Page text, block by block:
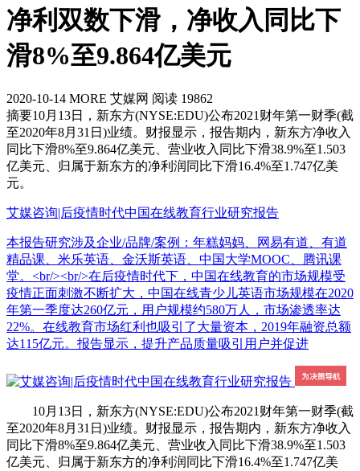
净利双数下滑，净收入同比下
滑8%至9.864亿美元
2020-10-14 MORE 艾媒网 阅读 19862
摘要10月13日，新东方(NYSE:EDU)公布2021财年第一财季(截
至2020年8月31日)业绩。财报显示，报告期内，新东方净收入
同比下滑8%至9.864亿美元、营业收入同比下滑38.9%至1.503
亿美元、归属于新东方的净利润同比下滑16.4%至1.747亿美
元。
艾媒咨询|后疫情时代中国在线教育行业研究报告
本报告研究涉及企业/品牌/案例：年糕妈妈、网易有道、有道
精品课、米乐英语、金沃斯英语、中国大学MOOC、腾讯课
堂。<br/><br/>在后疫情时代下，中国在线教育的市场规模受
疫情正面刺激不断扩大，中国在线青少儿英语市场规模在2020
年第一季度达260亿元，用户规模约580万人，市场渗透率达
22%。在线教育市场红利也吸引了大量资本，2019年融资总额
达115亿元。报告显示，提升产品质量吸引用户并促进
10月13日，新东方(NYSE:EDU)公布2021财年第一财季(截
至2020年8月31日)业绩。财报显示，报告期内，新东方净收入
同比下滑8%至9.864亿美元、营业收入同比下滑38.9%至1.503
亿美元、归属于新东方的净利润同比下滑16.4%至1.747亿美